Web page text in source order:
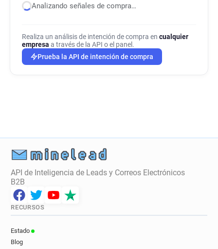
Analizando señales de compra…
Realiza un análisis de intención de compra en cualquier
empresa a través de la API o el panel.
Prueba la API de intención de compra
API de Inteligencia de Leads y Correos Electrónicos
B2B
RECURSOS
Estado
Blog